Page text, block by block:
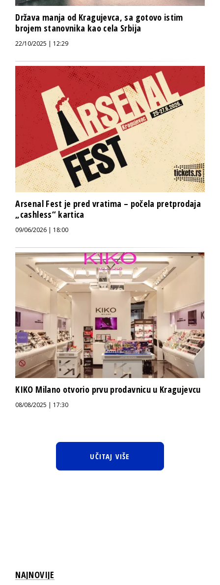
Država manja od Kragujevca, sa gotovo istim
brojem stanovnika kao cela Srbija
22/10/2025 | 12:29
Arsenal Fest je pred vratima – počela pretprodaja
„cashless“ kartica
09/06/2026 | 18:00
KIKO Milano otvorio prvu prodavnicu u Kragujevcu
08/08/2025 | 17:30
UČITAJ VIŠE
NAJNOVIJE